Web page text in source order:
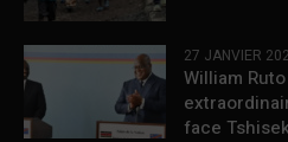
27 JANVIER
William
face